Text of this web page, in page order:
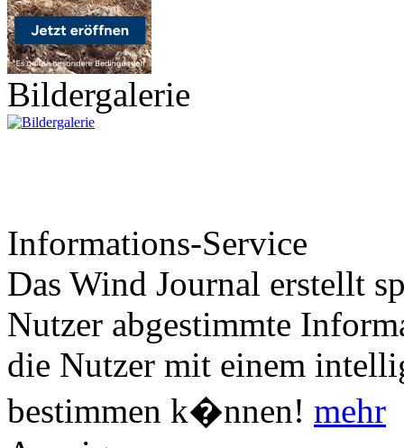
Bildergalerie
Informations-Service
Das Wind Journal erstellt
Nutzer abgestimmte
die Nutzer mit einem
bestimmen k�nnen! mehr